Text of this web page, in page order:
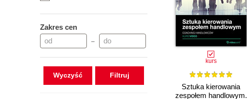
Zakres cen
–
Wyczyść
kurs
Sztuka kierowania
zespołem handlowym.